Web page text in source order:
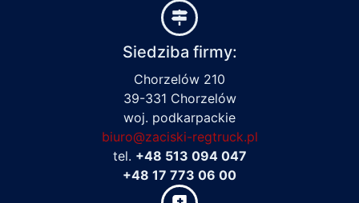
Siedziba firmy:
Chorzelów 210
39-331 Chorzelów
woj. podkarpackie
biuro@zaciski-regtruck.pl
tel. +48 513 094 047
+48 17 773 06 00